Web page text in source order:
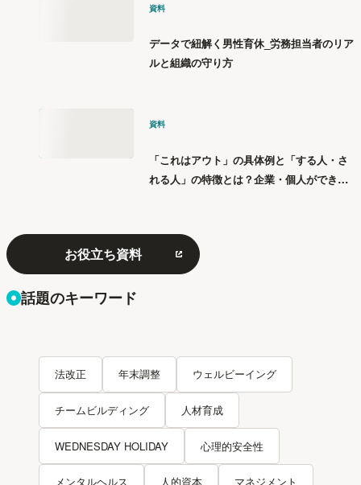
資料
データで紐解く男性育休_労務担当者のリア
ルと組織の守り方
資料
「これはアウト」の具体例と「する人・さ
れる人」の特徴とは？企業・個人ができる
お役立ち資料
話題のキーワード
法改正 年末調整 ウェルビーイング
チームビルディング 人材育成
WEDNESDAY HOLIDAY 心理的安全性
メンタルヘルス 人的資本 マネジメント